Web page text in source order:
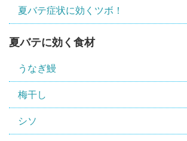
夏バテ症状に効くツボ！
夏バテに効く食材
うなぎ鰻
梅干し
シソ